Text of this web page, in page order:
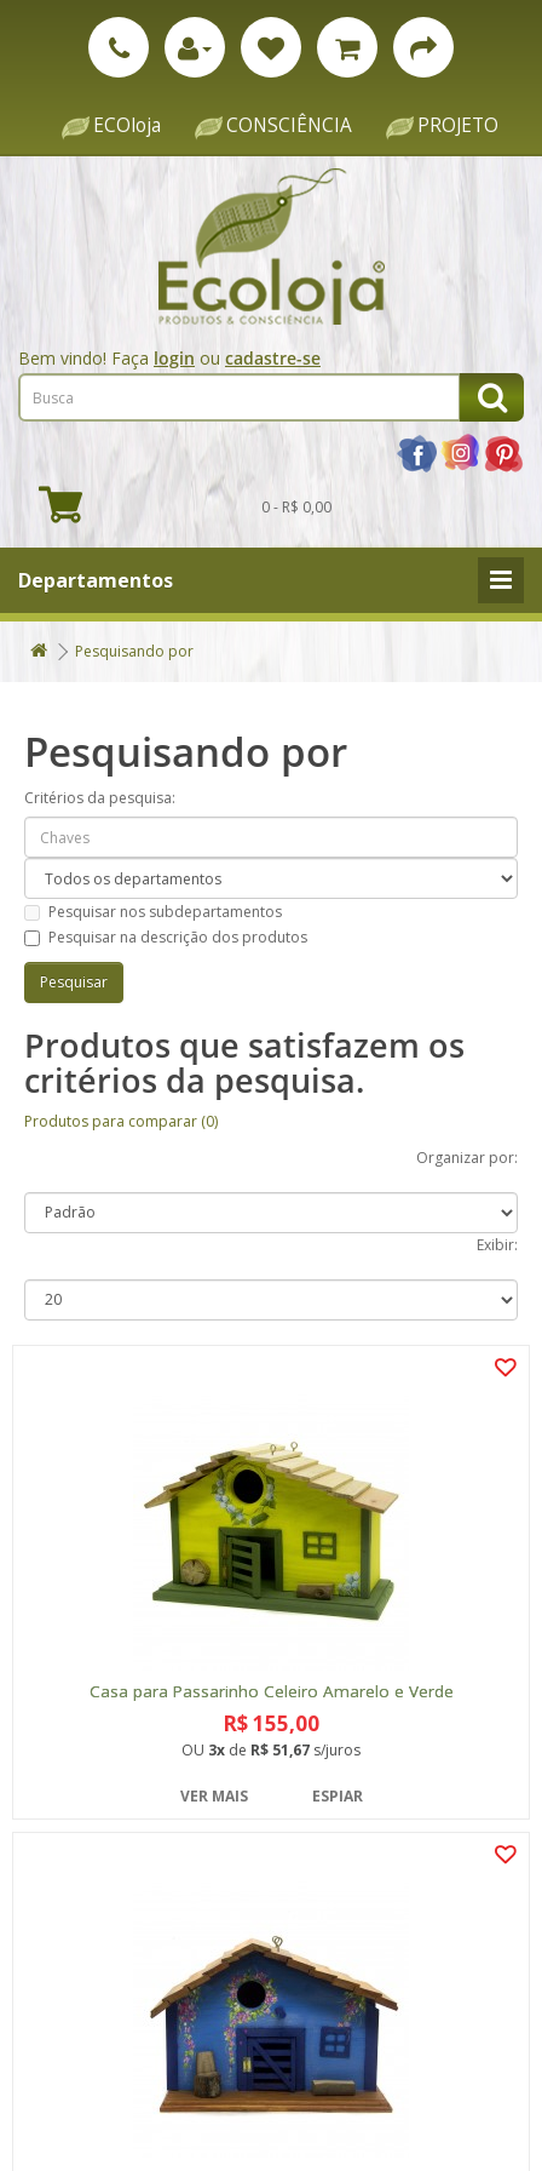
ECOloja CONSCIÊNCIA PROJETO
Bem vindo! Faça login ou cadastre-se
0 - R$ 0,00
Departamentos
Pesquisando por
Pesquisando por
Critérios da pesquisa:
Pesquisar nos subdepartamentos
Pesquisar na descrição dos produtos
Produtos que satisfazem os
critérios da pesquisa.
Produtos para comparar (0)
Organizar por:
Exibir:
Casa para Passarinho Celeiro Amarelo e Verde
R$ 155,00
OU 3x de R$ 51,67 s/juros
VER MAIS ESPIAR